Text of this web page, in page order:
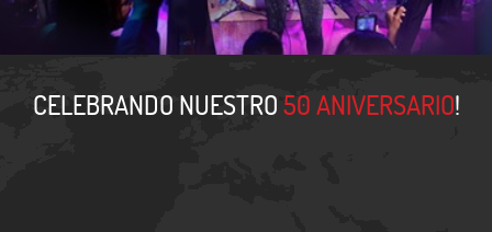
CELEBRANDO NUESTRO50 ANIVERSARIO!